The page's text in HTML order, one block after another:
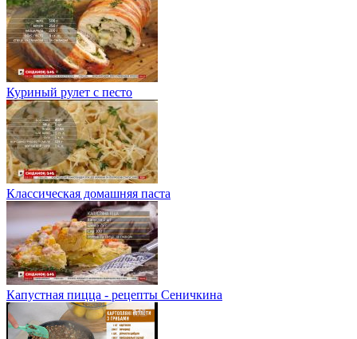
Куриный рулет с песто
Классическая домашняя паста
Капустная пицца - рецепты Сеничкина